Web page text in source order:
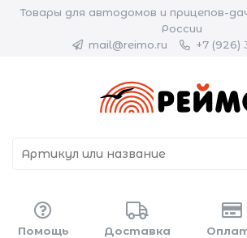
Товары для автодомов и прицепов-
России
mail@reimo.ru
+7 (926)
Помощь Доставка